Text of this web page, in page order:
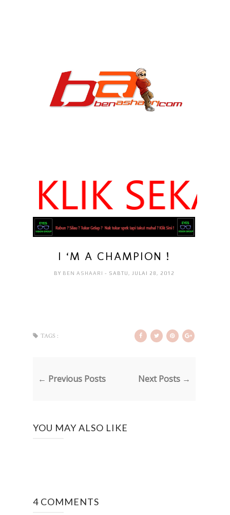
I ‘M A CHAMPION !
BY BEN ASHAARI - SABTU, JULAI 28, 2012
TAGS :
← Previous Posts Next Posts →
YOU MAY ALSO LIKE
4 COMMENTS